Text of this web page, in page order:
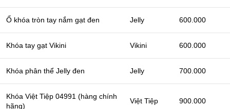
Ổ khóa tròn tay nắm gạt đen Jelly 600.000
Khóa tay gạt Vikini Vikini 600.000
Khóa phân thể Jelly đen Jelly 700.000
Khóa Việt Tiệp 04991 (hàng chính
hãng)
Việt Tiệp 900.000